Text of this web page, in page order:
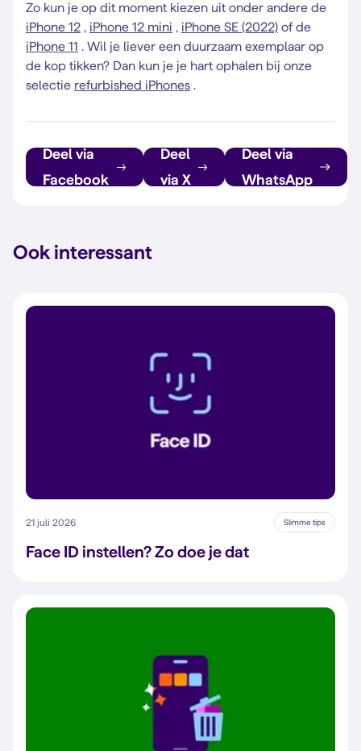
Zo kun je op dit moment kiezen uit onder andere de
iPhone 12 , iPhone 12 mini , iPhone SE (2022) of de
iPhone 11 . Wil je liever een duurzaam exemplaar op
de kop tikken? Dan kun je je hart ophalen bij onze
selectie refurbished iPhones .
Deel via
Facebook
Deel
via X
Deel via
WhatsApp
Ook interessant
21 juli 2026 Slimme tips
Face ID instellen? Zo doe je dat